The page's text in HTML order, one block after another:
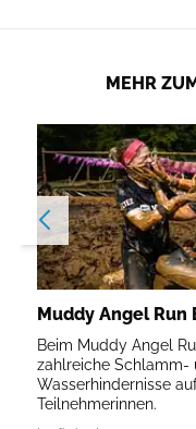
MEHR
Muddy Angel Run
Beim Muddy Angel
zahlreiche Schlamm-
Wasserhindernisse
Teilnehmerinnen.